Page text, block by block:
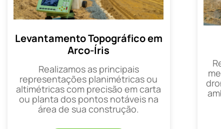
Levantamento Topográfico em
Arco-Íris
Realizamos as principais
representações planimétricas ou
altimétricas com precisão em carta
ou planta dos pontos notáveis na
área de sua construção.